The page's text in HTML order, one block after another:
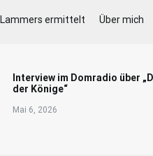
Lammers ermittelt Über mich
Interview im Domradio über
der Könige“
Mai 6, 2026